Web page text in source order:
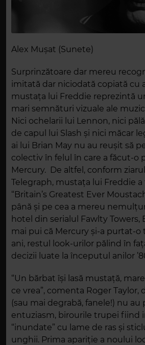
Alex Mușat (Sunete)
Surprinzătoare dar mereu
imitată dar niciodată copiată cu
mustața lui Freddie reprezintă
mari semnături vizuale ale
Nici ochelarii lui Lennon, nici
de capul lui Slash și nici măcar
ai lui Brian May nu au reușit să
colectiv în felul în care a făcut-o
Mercury. De altfel, conform
Telegraph, mustața lui Freddie
“Britain’s Greatest Ever
până și pe cea a mereu
hotel din serialul Fawlty Towers,
mai pui că Mercury și-a purtat-o
ani, restul look-urilor pălind în
decizii luate la începutul anilor
“Un bărbat își lasă mustață,
ce vrea”, comenta Roger Taylor,
(sau mai degrabă, fanele!) nu
entuziasm, birourile trupei fiind
“inundate” cu lame de ras și
unghii. Prima apariție a noului